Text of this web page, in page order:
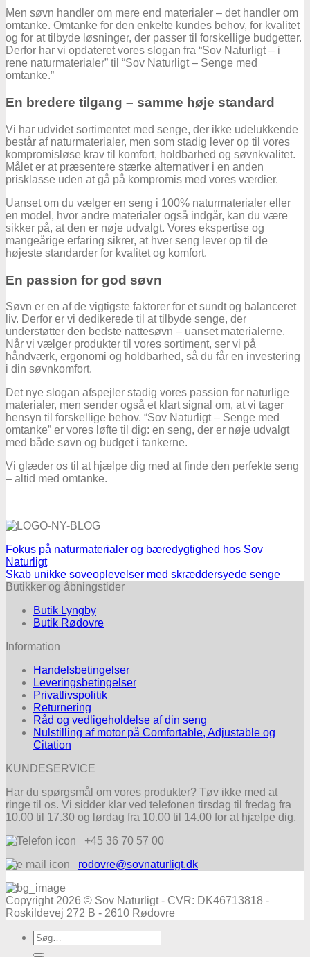
Men søvn handler om mere end materialer – det handler om
omtanke. Omtanke for den enkelte kundes behov, for kvalitet
og for at tilbyde løsninger, der passer til forskellige budgetter.
Derfor har vi opdateret vores slogan fra “Sov Naturligt – i
rene naturmaterialer” til “Sov Naturligt – Senge med
omtanke.”
En bredere tilgang – samme høje standard
Vi har udvidet sortimentet med senge, der ikke udelukkende
består af naturmaterialer, men som stadig lever op til vores
kompromisløse krav til komfort, holdbarhed og søvnkvalitet.
Målet er at præsentere stærke alternativer i en anden
prisklasse uden at gå på kompromis med vores værdier.
Uanset om du vælger en seng i 100% naturmaterialer eller
en model, hvor andre materialer også indgår, kan du være
sikker på, at den er nøje udvalgt. Vores ekspertise og
mangeårige erfaring sikrer, at hver seng lever op til de
højeste standarder for kvalitet og komfort.
En passion for god søvn
Søvn er en af de vigtigste faktorer for et sundt og balanceret
liv. Derfor er vi dedikerede til at tilbyde senge, der
understøtter den bedste nattesøvn – uanset materialerne.
Når vi vælger produkter til vores sortiment, ser vi på
håndværk, ergonomi og holdbarhed, så du får en investering
i din søvnkomfort.
Det nye slogan afspejler stadig vores passion for naturlige
materialer, men sender også et klart signal om, at vi tager
hensyn til forskellige behov. “Sov Naturligt – Senge med
omtanke” er vores løfte til dig: en seng, der er nøje udvalgt
med både søvn og budget i tankerne.
Vi glæder os til at hjælpe dig med at finde den perfekte seng
– altid med omtanke.
Fokus på naturmaterialer og bæredygtighed hos Sov
Naturligt
Skab unikke soveoplevelser med skræddersyede senge
Butikker og åbningstider
Butik Lyngby
Butik Rødovre
Information
Handelsbetingelser
Leveringsbetingelser
Privatlivspolitik
Returnering
Råd og vedligeholdelse af din seng
Nulstilling af motor på Comfortable, Adjustable og
Citation
KUNDESERVICE
Har du spørgsmål om vores produkter? Tøv ikke med at
ringe til os. Vi sidder klar ved telefonen tirsdag til fredag fra
10.00 til 17.30 og lørdag fra 10.00 til 14.00 for at hjælpe dig.
+45 36 70 57 00
rodovre@sovnaturligt.dk
Copyright 2026 © Sov Naturligt - CVR: DK46713818 -
Roskildevej 272 B - 2610 Rødovre
Søg
efter: